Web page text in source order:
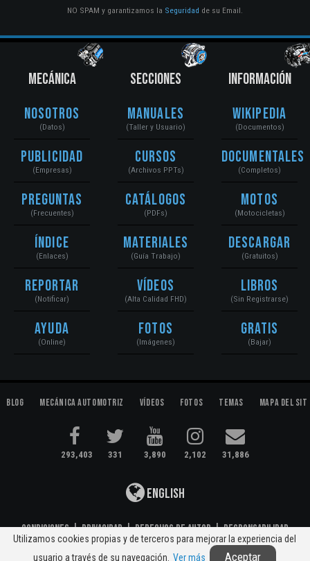
NO SPAM y garantizamos la Seguridad de su Email.
MECÁNICA
Nosotros
(Datos)
Publicidad
(Empresas)
Preguntas
(Frecuentes)
Índice
(Enlaces)
Reportar
(Notificar)
Ayuda
(Online)
SECCIONES
Manuales
(Taller y Usuario)
Cursos
(Archivos PPTs)
Catálogos
(PDFs)
Materiales
(Guía Trabajo)
Vídeos
(Alta Calidad FHD)
Fotos
(Imágenes)
INFORMACIÓN
Wikipedia
(Documentos)
Documentales
(Completos)
Motos
(Motocicletas)
Descargar
(Gratuitos)
Libros
(Sin Registrarse)
Gratis
(Bajar)
Blog Mecánica Automotriz Vídeos Fotos Temas Mapa del
293,403 331 3,890 2,102 31,886
English
Condiciones|Privacidad|Derechos de Autor|Responsabilidad
© 2020 Mecánica Automotriz. Motores, Sistemas, Electromecánica...
Utilizamos cookies propias y de terceros para mejorar la experiencia del
usuario a través de su navegación. Ver más Aceptar